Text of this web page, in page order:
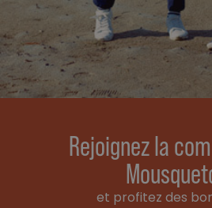
Rejoignez la
et profitez des